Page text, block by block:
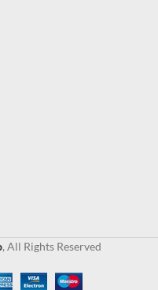
, All Rights Reserved